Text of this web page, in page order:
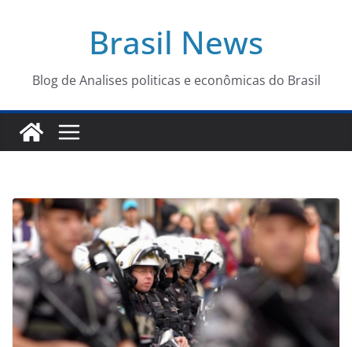
conteúdo
Brasil News
Blog de Analises politicas e econômicas do Brasil